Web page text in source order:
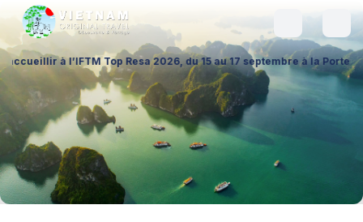
Top Resa 2026, du 15 au 17 septembre à la Porte de